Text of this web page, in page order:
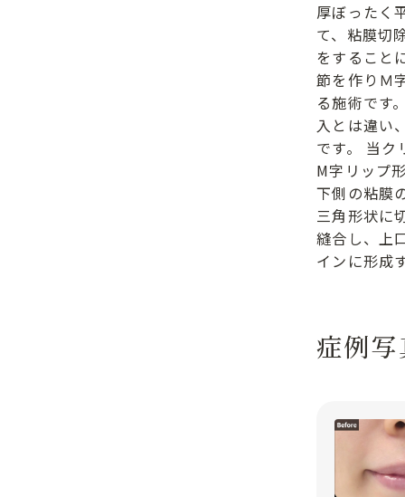
厚ぼったく
て、粘膜切
をすること
節を作りＭ
る施術です
入とは違い
です。 当ク
M字リップ
下側の粘膜
三角形状に
縫合し、上
インに形成
症例